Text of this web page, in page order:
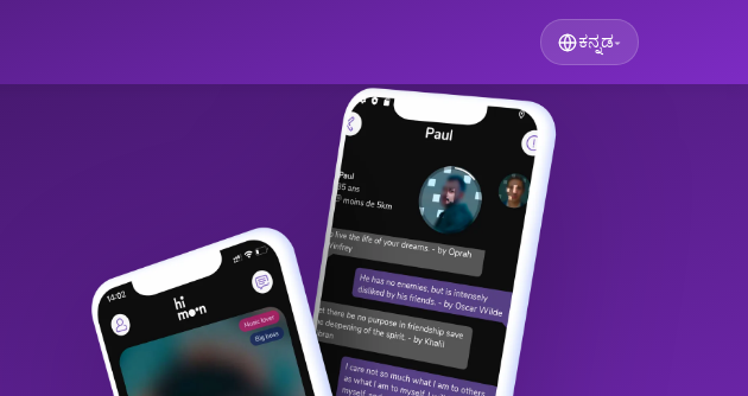
ಕನ್ನಡ▾